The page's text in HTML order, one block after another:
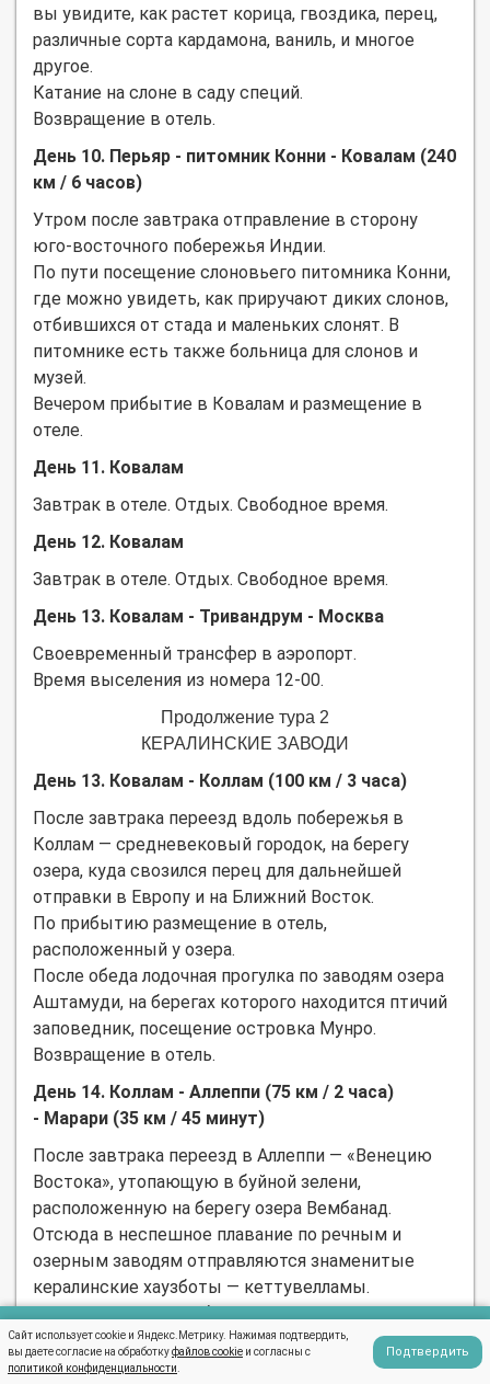
вы увидите, как растет корица, гвоздика, перец,
различные сорта кардамона, ваниль, и многое
другое.
Катание на слоне в саду специй.
Возвращение в отель.
День 10. Перьяр - питомник Конни - Ковалам (240
км / 6 часов)
Утром после завтрака отправление в сторону
юго-восточного побережья Индии.
По пути посещение слоновьего питомника Конни,
где можно увидеть, как приручают диких слонов,
отбившихся от стада и маленьких слонят. В
питомнике есть также больница для слонов и
музей.
Вечером прибытие в Ковалам и размещение в
отеле.
День 11. Ковалам
Завтрак в отеле. Отдых. Свободное время.
День 12. Ковалам
Завтрак в отеле. Отдых. Свободное время.
День 13. Ковалам - Тривандрум - Москва
Своевременный трансфер в аэропорт.
Время выселения из номера 12-00.
Продолжение тура 2
КЕРАЛИНСКИЕ ЗАВОДИ
День 13. Ковалам - Коллам (100 км / 3 часа)
После завтрака переезд вдоль побережья в
Коллам — средневековый городок, на берегу
озера, куда свозился перец для дальнейшей
отправки в Европу и на Ближний Восток.
По прибытию размещение в отель,
расположенный у озера.
После обеда лодочная прогулка по заводям озера
Аштамуди, на берегах которого находится птичий
заповедник, посещение островка Мунро.
Возвращение в отель.
День 14. Коллам - Аллеппи (75 км / 2 часа)
- Марари (35 км / 45 минут)
После завтрака переезд в Аллеппи — «Венецию
Востока», утопающую в буйной зелени,
расположенную на берегу озера Вембанад.
Отсюда в неспешное плавание по речным и
озерным заводям отправляются знаменитые
кералинские хаузботы — кеттувелламы.
Размещение на хаузботе и отправление в
плавание вдоль каналов, лиманов, озер.
Ланч на борту хаузбота (входит в стоимость).
Написать в WhatsApp
Сайт использует cookie и Яндекс.Метрику. Нажимая подтвердить,
вы даете согласие на обработкуфайлов cookie и согласны с
политикой конфиденциальности
Подтвердить